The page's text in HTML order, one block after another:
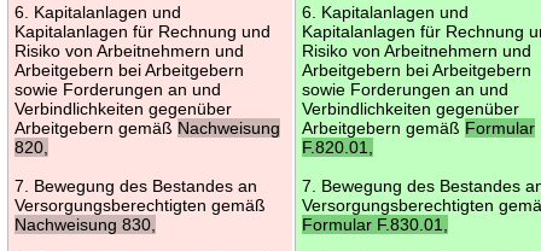
6. Kapitalanlagen und
Kapitalanlagen für Rechnung und
Risiko von Arbeitnehmern und
Arbeitgebern bei Arbeitgebern
sowie Forderungen an und
Verbindlichkeiten gegenüber
Arbeitgebern gemäß Nachweisung
820,
7. Bewegung des Bestandes an
Versorgungsberechtigten gemäß
Nachweisung 830,
6. Kapitalanlagen und
Kapitalanlagen für Rechnung
Risiko von Arbeitnehmern und
Arbeitgebern bei Arbeitgebern
sowie Forderungen an und
Verbindlichkeiten gegenüber
Arbeitgebern gemäß Formular
F.820.01,
7. Bewegung des Bestandes
Versorgungsberechtigten
Formular F.830.01,